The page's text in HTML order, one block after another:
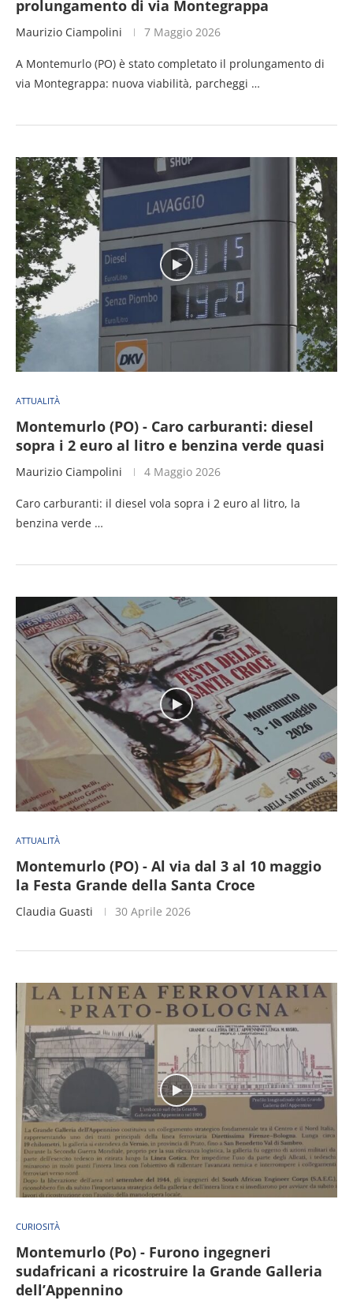
prolungamento di via Montegrappa
Maurizio Ciampolini 7 Maggio 2026
A Montemurlo (PO) è stato completato il prolungamento di
via Montegrappa: nuova viabilità, parcheggi …
ATTUALITÀ
Montemurlo (PO) - Caro carburanti: diesel
sopra i 2 euro al litro e benzina verde quasi
Maurizio Ciampolini 4 Maggio 2026
Caro carburanti: il diesel vola sopra i 2 euro al litro, la
benzina verde …
ATTUALITÀ
Montemurlo (PO) - Al via dal 3 al 10 maggio
la Festa Grande della Santa Croce
Claudia Guasti 30 Aprile 2026
CURIOSITÀ
Montemurlo (Po) - Furono ingegneri
sudafricani a ricostruire la Grande Galleria
dell’Appennino